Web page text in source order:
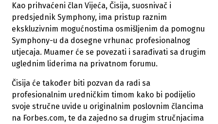
Kao prihvaćeni član Vijeća, Čisija, suosnivač i
predsjednik Symphony, ima pristup raznim
ekskluzivnim mogućnostima osmišljenim da pomognu
Symphony-u da dosegne vrhunac profesionalnog
utjecaja. Muamer će se povezati i sarađivati ​​sa drugim
uglednim liderima na privatnom forumu.
Čisija će također biti pozvan da radi sa
profesionalnim uredničkim timom kako bi podijelio
svoje stručne uvide u originalnim poslovnim člancima
na Forbes.com, te da zajedno sa drugim stručnjacima